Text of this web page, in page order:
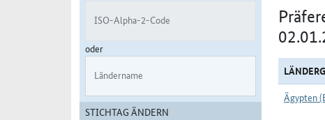
ISO-Alpha-2-Code
oder
Ländername
STICHTAG ÄNDERN
Ägypten